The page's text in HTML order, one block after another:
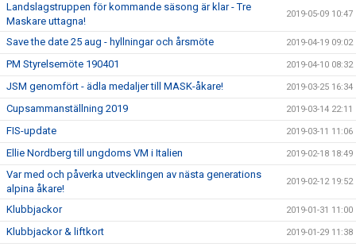
Landslagstruppen för kommande säsong är klar - Tre
Maskare uttagna!
2019-05-09 10:47
Save the date 25 aug - hyllningar och årsmöte 2019-04-19 09:02
PM Styrelsemöte 190401 2019-04-10 08:32
JSM genomfört - ädla medaljer till MASK-åkare! 2019-03-25 16:34
Cupsammanställning 2019 2019-03-14 22:11
FIS-update 2019-03-11 11:06
Ellie Nordberg till ungdoms VM i Italien 2019-02-18 18:49
Var med och påverka utvecklingen av nästa generations
alpina åkare!
2019-02-12 19:52
Klubbjackor 2019-01-31 11:00
Klubbjackor & liftkort 2019-01-29 11:38